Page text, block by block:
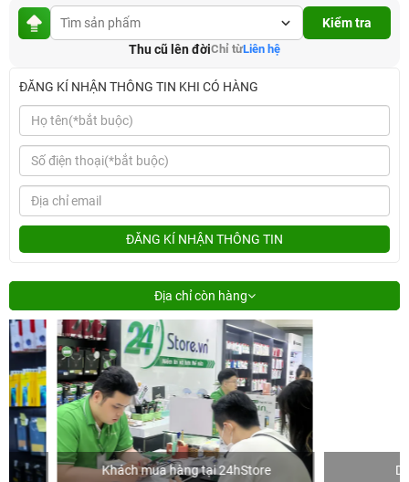
Kiểm tra
Thu cũ lên đờiChỉ từLiên hệ
ĐĂNG KÍ NHẬN THÔNG TIN KHI CÓ HÀNG
ĐĂNG KÍ NHẬN THÔNG TIN
Địa chỉ còn hàng
Khách mua hàng tại 24hStore Diễn